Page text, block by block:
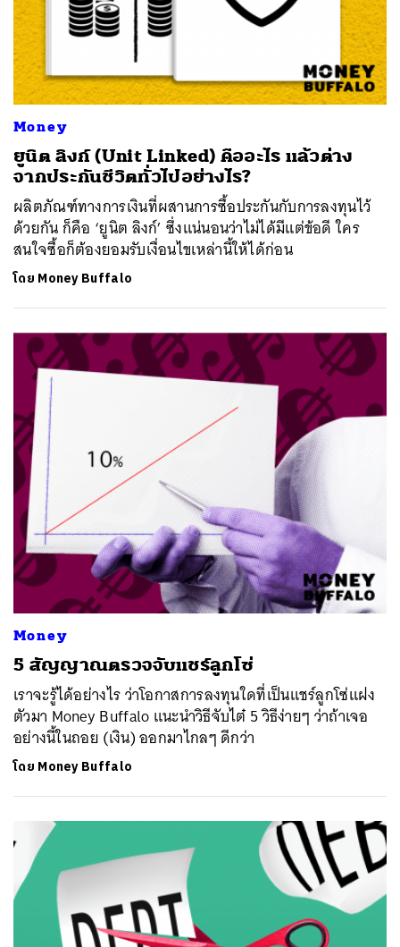
Money
ยูนิต ลิงก์ (Unit Linked) คืออะไร แล้วต่าง
จากประกันชีวิตทั่วไปอย่างไร?
ผลิตภัณฑ์ทางการเงินที่ผสานการซื้อประกันกับการลงทุนไว้
ด้วยกัน ก็คือ ‘ยูนิต ลิงก์’ ซึ่งแน่นอนว่าไม่ได้มีแต่ข้อดี ใคร
สนใจซื้อก็ต้องยอมรับเงื่อนไขเหล่านี้ให้ได้ก่อน
โดย Money Buffalo
Money
5 สัญญาณตรวจจับแชร์ลูกโซ่
เราจะรู้ได้อย่างไร ว่าโอกาสการลงทุนใดที่เป็นแชร์ลูกโซ่แฝง
ตัวมา Money Buffalo แนะนำวิธีจับไต๋ 5 วิธีง่ายๆ ว่าถ้าเจอ
อย่างนี้ในถอย (เงิน) ออกมาไกลๆ ดีกว่า
โดย Money Buffalo